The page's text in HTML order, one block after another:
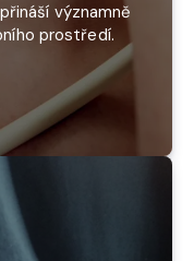
významně
prostředí.